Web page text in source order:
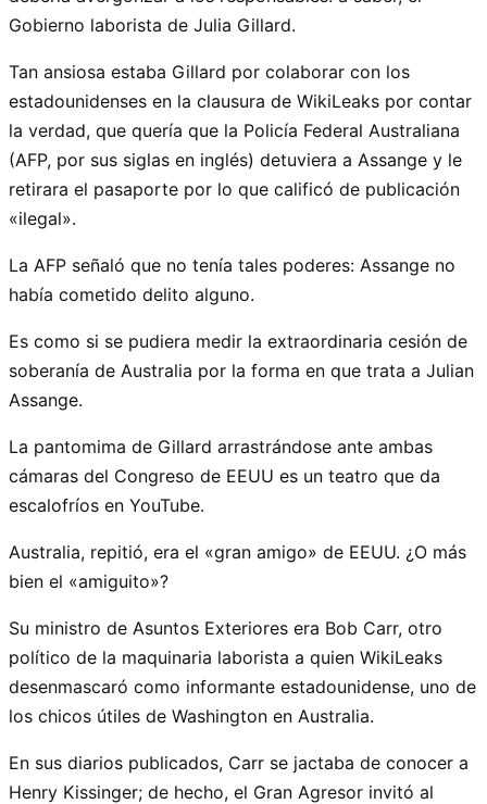
Gobierno laborista de Julia Gillard.
Tan ansiosa estaba Gillard por colaborar con los
estadounidenses en la clausura de WikiLeaks por contar
la verdad, que quería que la Policía Federal Australiana
(AFP, por sus siglas en inglés) detuviera a Assange y le
retirara el pasaporte por lo que calificó de publicación
«ilegal».
La AFP señaló que no tenía tales poderes: Assange no
había cometido delito alguno.
Es como si se pudiera medir la extraordinaria cesión de
soberanía de Australia por la forma en que trata a Julian
Assange.
La pantomima de Gillard arrastrándose ante ambas
cámaras del Congreso de EEUU es un teatro que da
escalofríos en YouTube.
Australia, repitió, era el «gran amigo» de EEUU. ¿O más
bien el «amiguito»?
Su ministro de Asuntos Exteriores era Bob Carr, otro
político de la maquinaria laborista a quien WikiLeaks
desenmascaró como informante estadounidense, uno de
los chicos útiles de Washington en Australia.
En sus diarios publicados, Carr se jactaba de conocer a
Henry Kissinger; de hecho, el Gran Agresor invitó al